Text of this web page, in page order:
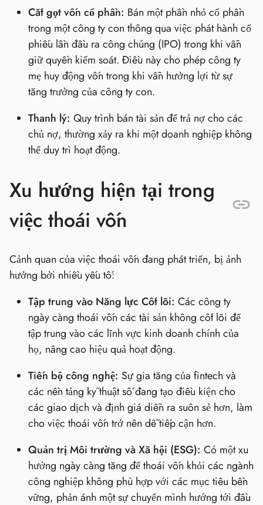
Cắt gọt vốn cổ phần: Bán một phần nhỏ cổ phần
trong một công ty con thông qua việc phát hành cổ
phiếu lần đầu ra công chúng (IPO) trong khi vẫn
giữ quyền kiểm soát. Điều này cho phép công ty
mẹ huy động vốn trong khi vẫn hưởng lợi từ sự
tăng trưởng của công ty con.
Thanh lý: Quy trình bán tài sản để trả nợ cho các
chủ nợ, thường xảy ra khi một doanh nghiệp không
thể duy trì hoạt động.
Xu hướng hiện tại trong
việc thoái vốn
Cảnh quan của việc thoái vốn đang phát triển, bị ảnh
hưởng bởi nhiều yếu tố:
Tập trung vào Năng lực Cốt lõi: Các công ty
ngày càng thoái vốn các tài sản không cốt lõi để
tập trung vào các lĩnh vực kinh doanh chính của
họ, nâng cao hiệu quả hoạt động.
Tiến bộ công nghệ: Sự gia tăng của fintech và
các nền tảng kỹ thuật số đang tạo điều kiện cho
các giao dịch và định giá diễn ra suôn sẻ hơn, làm
cho việc thoái vốn trở nên dễ tiếp cận hơn.
Quản trị Môi trường và Xã hội (ESG): Có một xu
hướng ngày càng tăng để thoái vốn khỏi các ngành
công nghiệp không phù hợp với các mục tiêu bền
vững, phản ánh một sự chuyển mình hướng tới đầu